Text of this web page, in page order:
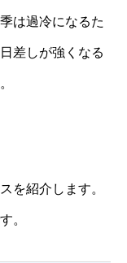
は過冷になるた
差しが強くなる
を紹介します。
。